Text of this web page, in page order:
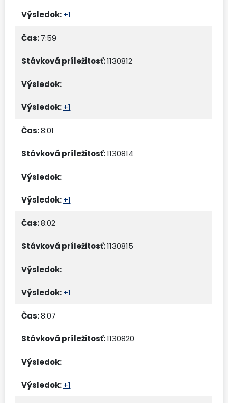
+1
7:59
1130812
+1
8:01
1130814
+1
8:02
1130815
+1
8:07
1130820
+1